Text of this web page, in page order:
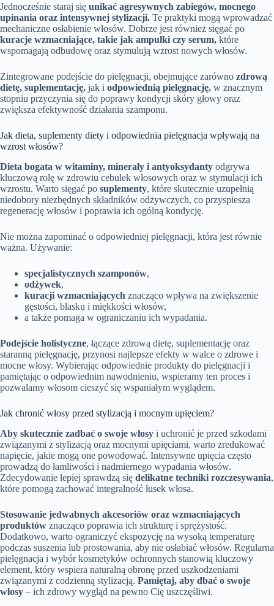
Jednocześnie staraj się unikać agresywnych zabiegów, mocnego
upinania oraz intensywnej stylizacji. Te praktyki mogą wprowadzać
mechaniczne osłabienie włosów. Dobrze jest również sięgać po
kuracje wzmacniające, takie jak ampułki czy serum, które
wspomagają odbudowę oraz stymulują wzrost nowych włosów.
Zintegrowane podejście do pielęgnacji, obejmujące zarówno zdrową
dietę, suplementację, jak i odpowiednią pielęgnację, w znacznym
stopniu przyczynia się do poprawy kondycji skóry głowy oraz
zwiększa efektywność działania szamponu.
Jak dieta, suplementy diety i odpowiednia pielęgnacja wpływają na
wzrost włosów?
Dieta bogata w witaminy, minerały i antyoksydanty odgrywa
kluczową rolę w zdrowiu cebulek włosowych oraz w stymulacji ich
wzrostu. Warto sięgać po suplementy, które skutecznie uzupełnią
niedobory niezbędnych składników odżywczych, co przyspiesza
regenerację włosów i poprawia ich ogólną kondycję.
Nie można zapominać o odpowiedniej pielęgnacji, która jest równie
ważna. Używanie:
specjalistycznych szamponów,
odżywek,
kuracji wzmacniających znacząco wpływa na zwiększenie
gęstości, blasku i miękkości włosów,
a także pomaga w ograniczaniu ich wypadania.
Podejście holistyczne, łączące zdrową dietę, suplementację oraz
staranną pielęgnację, przynosi najlepsze efekty w walce o zdrowe i
mocne włosy. Wybierając odpowiednie produkty do pielęgnacji i
pamiętając o odpowiednim nawodnieniu, wspieramy ten proces i
pozwalamy włosom cieszyć się wspaniałym wyglądem.
Jak chronić włosy przed stylizacją i mocnym upięciem?
Aby skutecznie zadbać o swoje włosy i uchronić je przed szkodami
związanymi z stylizacją oraz mocnymi upięciami, warto zredukować
napięcie, jakie mogą one powodować. Intensywne upięcia często
prowadzą do łamliwości i nadmiernego wypadania włosów.
Zdecydowanie lepiej sprawdzą się delikatne techniki rozczesywania,
które pomogą zachować integralność łusek włosa.
Stosowanie jedwabnych akcesoriów oraz wzmacniających
produktów znacząco poprawia ich strukturę i sprężystość.
Dodatkowo, warto ograniczyć ekspozycję na wysoką temperaturę
podczas suszenia lub prostowania, aby nie osłabiać włosów. Regularna
pielęgnacja i wybór kosmetyków ochronnych stanowią kluczowy
element, który wspiera naturalną obronę przed uszkodzeniami
związanymi z codzienną stylizacją. Pamiętaj, aby dbać o swoje
włosy – ich zdrowy wygląd na pewno Cię uszczęśliwi.